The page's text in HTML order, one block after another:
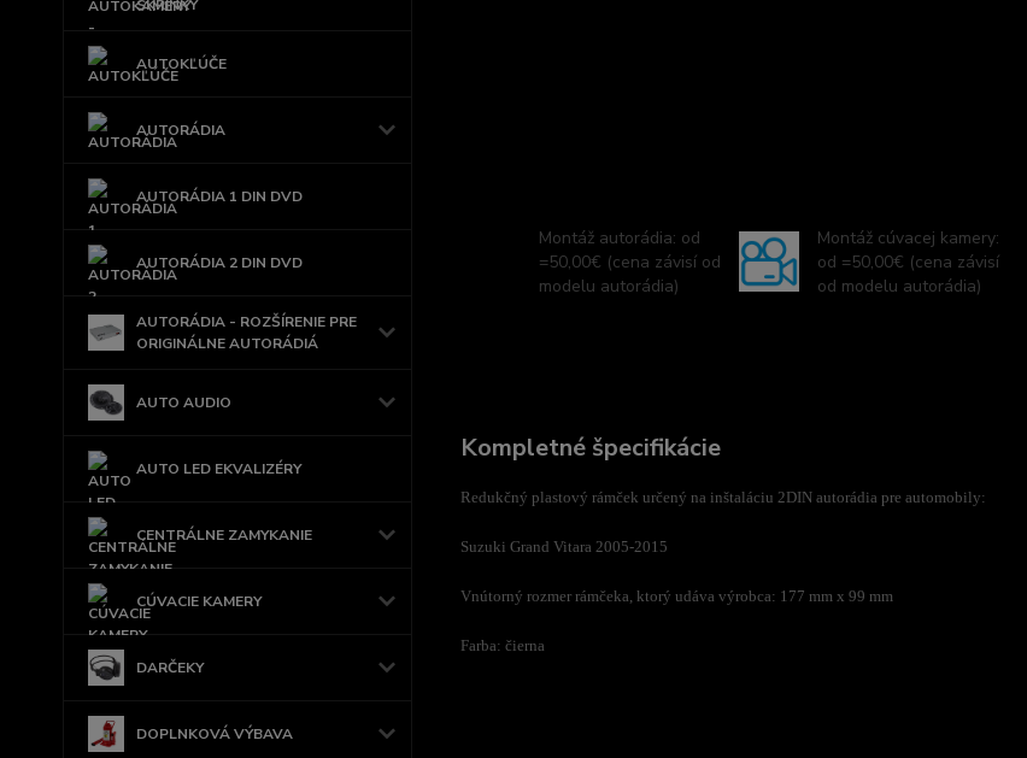
SKRINKY
AUTOKĽÚČE
AUTORÁDIA
AUTORÁDIA 1 DIN DVD
AUTORÁDIA 2 DIN DVD
AUTORÁDIA - ROZŠÍRENIE PRE
ORIGINÁLNE AUTORÁDIÁ
AUTO AUDIO
AUTO LED EKVALIZÉRY
CENTRÁLNE ZAMYKANIE
CÚVACIE KAMERY
DARČEKY
DOPLNKOVÁ VÝBAVA
Montáž autorádia: od
=50,00€ (cena závisí od
modelu autorádia)
Montáž cúvacej kamery:
od =50,00€ (cena závisí
od modelu autorádia)
Kompletné špecifikácie
Redukčný plastový rámček určený na inštaláciu 2DIN autorádia pre automobily:
Suzuki Grand Vitara 2005-2015
Vnútorný rozmer rámčeka, ktorý udáva výrobca: 177 mm x 99 mm
Farba: čierna